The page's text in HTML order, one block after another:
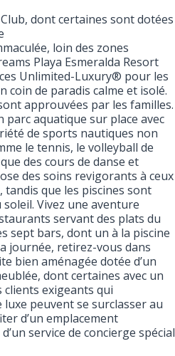
dont certaines sont dotées
loin des zones
Playa Esmeralda Resort
Unlimited-Luxury® pour les
coin de paradis calme et isolé.
approuvées par les familles.
aquatique sur place avec
de sports nautiques non
le tennis, le volleyball de
des cours de danse et
des soins revigorants à ceux
que les piscines sont
Vivez une aventure
servant des plats du
sept bars, dont un à la piscine
journée, retirez-vous dans
bien aménagée dotée d’un
dont certaines avec un
clients exigeants qui
peuvent se surclasser au
d’un emplacement
service de concierge spécial